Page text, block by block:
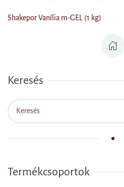
Shakepor Vanília m-GEL (1 kg)
Keresés
Termékcsoportok